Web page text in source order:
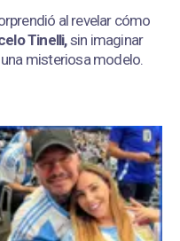
al revelar cómo
Tinelli,sin imaginar
misteriosa modelo.